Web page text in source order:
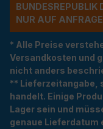
NDESREPUBLIK
R AUF ANFRAGE)
* Alle Preise
Versandkosten und
nicht anders
** Lieferzeitangabe,
handelt. Einige
Lager sein und
genaue Lieferdatum